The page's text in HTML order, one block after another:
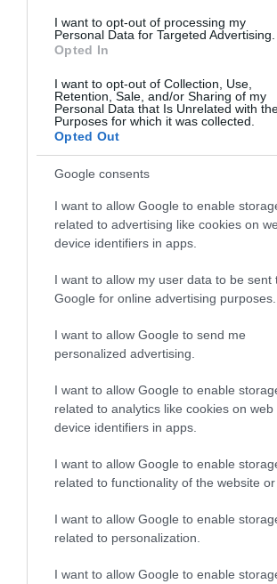
I want to opt-out of processing my
Personal Data for Targeted Advertising.
Opted In
I want to opt-out of Collection, Use,
Retention, Sale, and/or Sharing of my
Personal Data that Is Unrelated with
Purposes for which it was collected.
Opted Out
Google consents
I want to allow Google to enable
related to advertising like cookies on
device identifiers in apps.
I want to allow my user data to be sent
Google for online advertising purposes.
I want to allow Google to send me
personalized advertising.
I want to allow Google to enable
related to analytics like cookies on web
device identifiers in apps.
I want to allow Google to enable
related to functionality of the website or
I want to allow Google to enable
related to personalization.
I want to allow Google to enable
Közel 400 milliárd forinttal ugrott meg
lévő állampapírok állománya, miután az akkor
az állami…